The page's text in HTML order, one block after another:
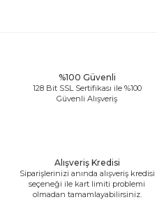
%100 Güvenli
128 Bit SSL Sertifikası ile %100
Güvenli Alışveriş
Alışveriş Kredisi
Siparişlerinizi anında alışveriş kredisi
seçeneği ile kart limiti problemi
olmadan tamamlayabilirsiniz.